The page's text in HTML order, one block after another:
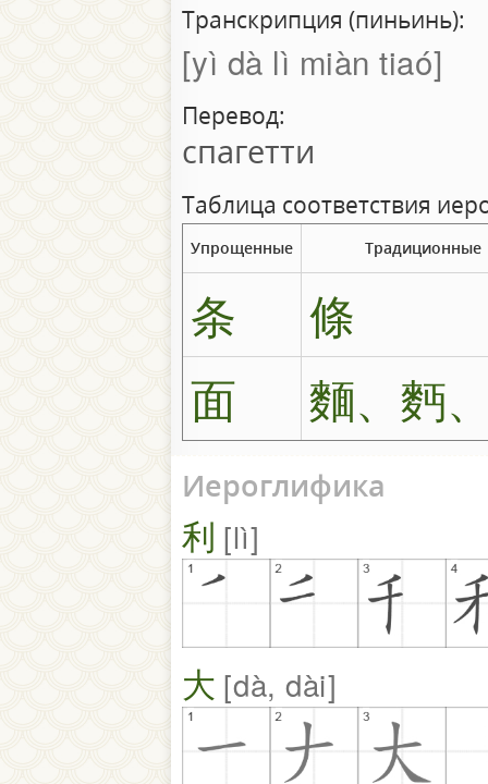
Транскрипция (пиньинь):
yì dà lì miàn tiaó
Перевод:
спагетти
Таблица соответствия
Упрощенные Традиционные
条
條
面
麵、麪
Иероглифика
利 lì
大 dà, dài